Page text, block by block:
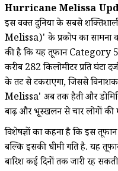
Hurricane Melissa
इस वक्त दुनिया के सबसे
Melissa)' के प्रकोप का सामना
की है कि यह तूफान Category
करीब 282 किलोमीटर प्रति
के तट से टकराएगा, जिससे
Melissa' अब तक हैती और
बाढ़ और भूस्खलन से चार लोगों की
विशेषज्ञों का कहना है कि इस
बल्कि इसकी धीमी गति है. यह
बारिश कई दिनों तक जारी रह